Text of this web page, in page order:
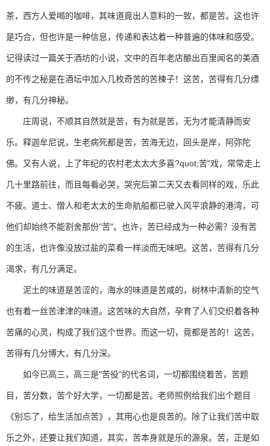
茶，西方人爱喝的咖啡，其味道竟出人意料的一致，都是苦。这也许
是巧合，但也许是一种信息，传递和表达着一种普遍的体味和感受。
记得读过一篇关于酒坊的小说，文中的百年老店酿出百里闻名的美酒
的不传之秘是在酒坛中加入几枚奇苦的苦楝子！这苦，苦得有几分缥
缈，有几分神秘。
庄周说，不顺其自然就是苦，有为就是苦，无为才能清静而安
乐。释迦牟尼说，生老病死都是苦，苦海无边，回头是岸，阿弥陀
佛。又有人说，上了年纪的农村老太太大多喜?quot;苦"戏，常常走上
几十里路前往，而且每看必哭，哭完后第二天又去看同样的戏，乐此
不疲。道士、僧人和老太太的生命航船都已驶入风平浪静的港湾，可
他们却始终不能割舍那份"苦"。也许，苦已经成为一种必需？没有苦
的生活，也许像没放过盐的菜肴一样淡而无味吧。这苦，苦得有几分
渴求，有几分满足。
泥土的味道是苦涩的，海水的味道是苦咸的，树林中清新的空气
也有着一丝苦津津的味道。这苦味的大自然，孕育了人们交织着各种
苦痛的心灵，构成了我们这个世界。而这一切，竟都是苦的！这苦，
苦得有几分博大，有几分深。
如今已高三，高三是"苦役"的代名词，一切都围绕着苦，苦题
目，苦分数，苦个好大学，一切都是苦。老师照例给我们出个题目
《别忘了，给生活加点苦》，其用心也是良苦的。除了让我们苦中取
乐之外，还要让我们知道，其实，苦本身就是乐的源泉。苦，正是如